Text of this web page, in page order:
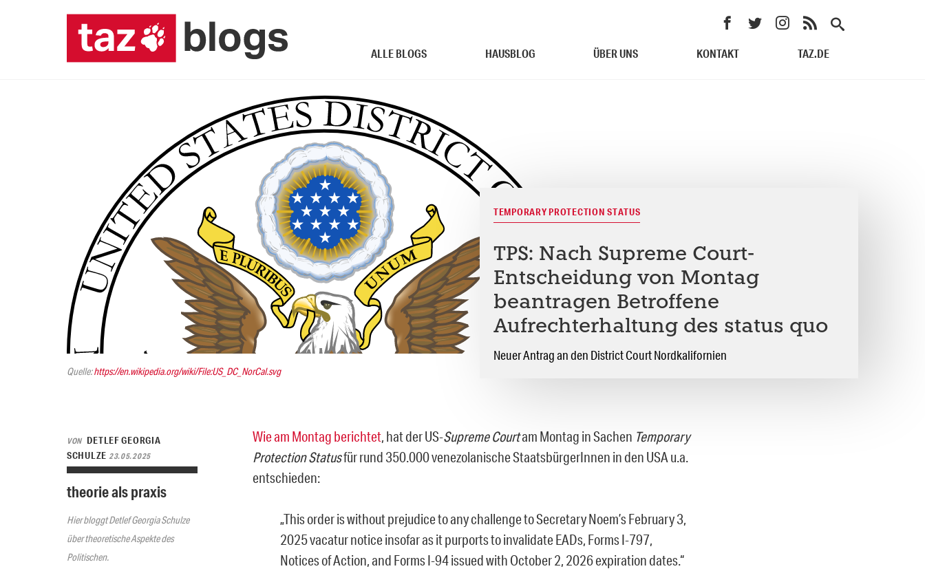
ALLE BLOGS HAUSBLOG ÜBER UNS KONTAKT TAZ.DE
Quelle:https://en.wikipedia.org/wiki/File:US_DC_NorCal.svg
TEMPORARY PROTECTION STATUS
TPS: Nach Supreme Court-
Entscheidung von Montag
beantragen Betroffene
Aufrechterhaltung des status quo
Neuer Antrag an den District Court Nordkalifornien
VON DETLEF GEORGIA
SCHULZE 23.05.2025
theorie als praxis
Hier bloggt Detlef Georgia Schulze
über theoretische Aspekte des
Politischen.
Wie am Montag berichtet, hat der US-Supreme Courtam Montag in Sachen Temporary
Protection Statusfür rund 350.000 venezolanische StaatsbürgerInnen in den USA u.a.
entschieden:
„This order is without prejudice to any challenge to Secretary Noem’s February 3,
2025 vacatur notice insofar as it purports to invalidate EADs, Forms I-797,
Notices of Action, and Forms I-94 issued with October 2, 2026 expiration dates.“